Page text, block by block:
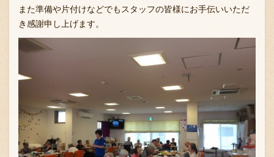
また準備や片付けなどでもスタッフの皆様にお手伝いいただ
き感謝申し上げます。